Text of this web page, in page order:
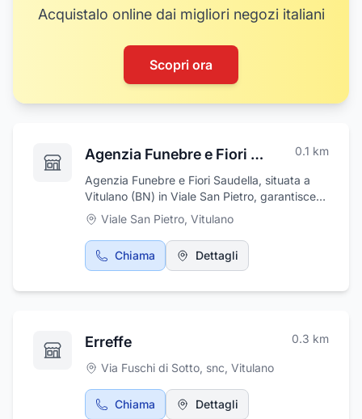
Acquistalo online dai migliori negozi italiani
Scopri ora
Agenzia Funebre e Fiori Saudella 0.1 km
Agenzia Funebre e Fiori Saudella, situata a
Vitulano (BN) in Viale San Pietro, garantisce
un servizio accurato e di alta qualità
nell’organizzazione di riti funebri sia religiosi
che civili. Grazie alla sua dedizione e
professionalità, si occupa di ogni aspetto
dignitosa e rispettosa. Inoltre, l’agenzia
permettono di rispondere alle esigenze dei
Viale San Pietro, Vitulano
Chiama Dettagli
Erreffe 0.3 km
Via Fuschi di Sotto, snc, Vitulano
Chiama Dettagli